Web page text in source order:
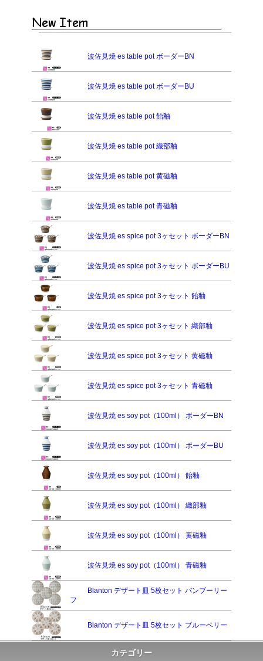
波佐見焼 es table pot ボーダーBN
波佐見焼 es table pot ボーダーBU
波佐見焼 es table pot 飴釉
波佐見焼 es table pot 織部釉
波佐見焼 es table pot 黄磁釉
波佐見焼 es table pot 青磁釉
波佐見焼 es spice pot 3ヶセット ボーダーBN
波佐見焼 es spice pot 3ヶセット ボーダーBU
波佐見焼 es spice pot 3ヶセット 飴釉
波佐見焼 es spice pot 3ヶセット 織部釉
波佐見焼 es spice pot 3ヶセット 黄磁釉
波佐見焼 es spice pot 3ヶセット 青磁釉
波佐見焼 es soy pot（100ml） ボーダーBN
波佐見焼 es soy pot（100ml） ボーダーBU
波佐見焼 es soy pot（100ml） 飴釉
波佐見焼 es soy pot（100ml） 織部釉
波佐見焼 es soy pot（100ml） 黄磁釉
波佐見焼 es soy pot（100ml） 青磁釉
Blanton デザート皿 5枚セット バンブーリー
フ
Blanton デザート皿 5枚セット ブルーベリー
カテゴリー